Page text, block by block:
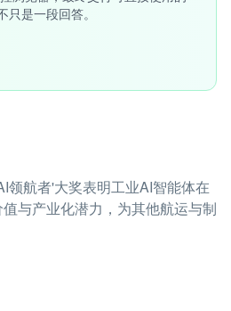
是一段回答。
领航者'大奖表明工业AI智能体在
与产业化潜力，为其他航运与制